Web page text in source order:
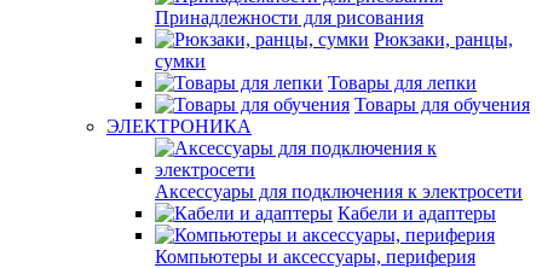
Принадлежности для рисования
Рюкзаки, ранцы,
сумки
Товары для лепки
Товары для обучения
ЭЛЕКТРОНИКА
Аксессуары для подключения к электросети
Кабели и адаптеры
Компьютеры и аксессуары, периферия